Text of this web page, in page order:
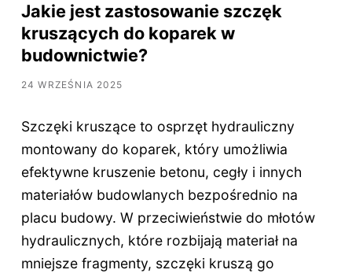
Jakie jest zastosowanie szczęk
kruszących do koparek w
budownictwie?
24 WRZEŚNIA 2025
Szczęki kruszące to osprzęt hydrauliczny
montowany do koparek, który umożliwia
efektywne kruszenie betonu, cegły i innych
materiałów budowlanych bezpośrednio na
placu budowy. W przeciwieństwie do młotów
hydraulicznych, które rozbijają materiał na
mniejsze fragmenty, szczęki kruszą go